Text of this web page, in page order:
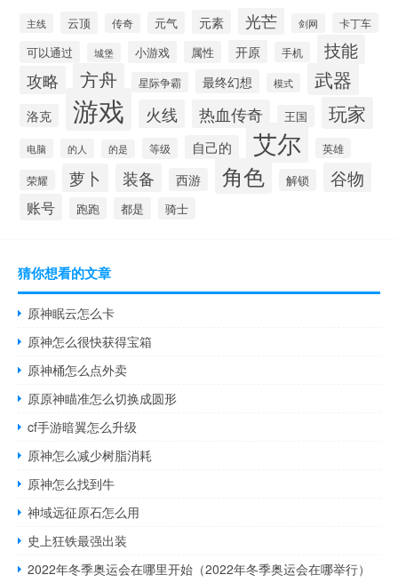
主线 云顶 传奇 元气 元素 光芒 剑网 卡丁车
可以通过 城堡 小游戏 属性 开原 手机 技能
攻略 方舟 星际争霸 最终幻想 模式 武器
洛克 游戏 火线 热血传奇 王国 玩家
电脑 的人 的是 等级 自己的 艾尔 英雄
荣耀 萝卜 装备 西游 角色 解锁 谷物
账号 跑跑 都是 骑士
猜你想看的文章
原神眠云怎么卡
原神怎么很快获得宝箱
原神桶怎么点外卖
原原神瞄准怎么切换成圆形
cf手游暗翼怎么升级
原神怎么减少树脂消耗
原神怎么找到牛
神域远征原石怎么用
史上狂铁最强出装
2022年冬季奥运会在哪里开始（2022年冬季奥运会在哪举行）